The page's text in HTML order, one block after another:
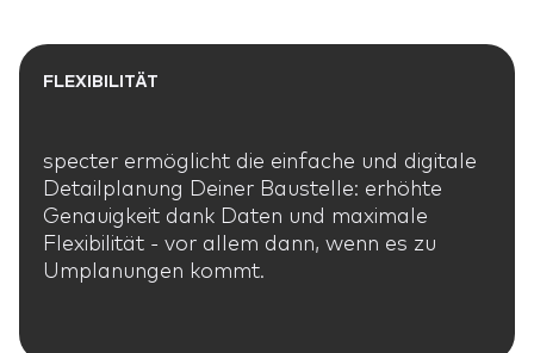
FLEXIBILITÄT
specter ermöglicht die einfache und digitale
Detailplanung Deiner Baustelle: erhöhte
Genauigkeit dank Daten und maximale
Flexibilität - vor allem dann, wenn es zu
Umplanungen kommt.